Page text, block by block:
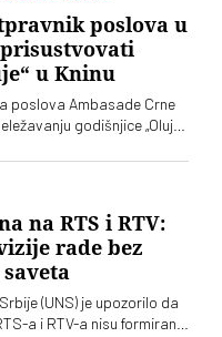
Branko Ružić za
da tendencije
i mazohizma
već i u samom vrhu
poslova u
u Kninu
poslova Ambasade Crne
godišnjice „Oluje“
reč o proslavi zločina
narodom
na RTS i RTV:
rade bez
(UNS) je upozorilo da
a i RTV-a nisu formirani